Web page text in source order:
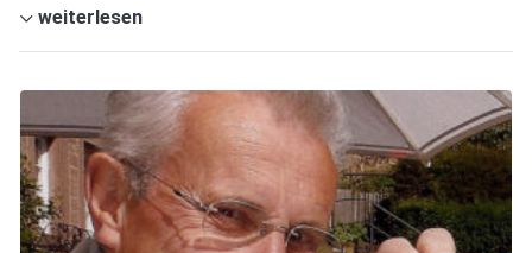
weiterlesen